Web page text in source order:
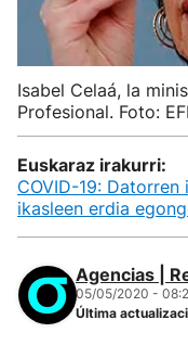
Isabel Celaá, la
Profesional. Foto:
Euskaraz irakurri:
COVID-19:
ikasleen erdia
Agencias |
05/05/2020 -
Última